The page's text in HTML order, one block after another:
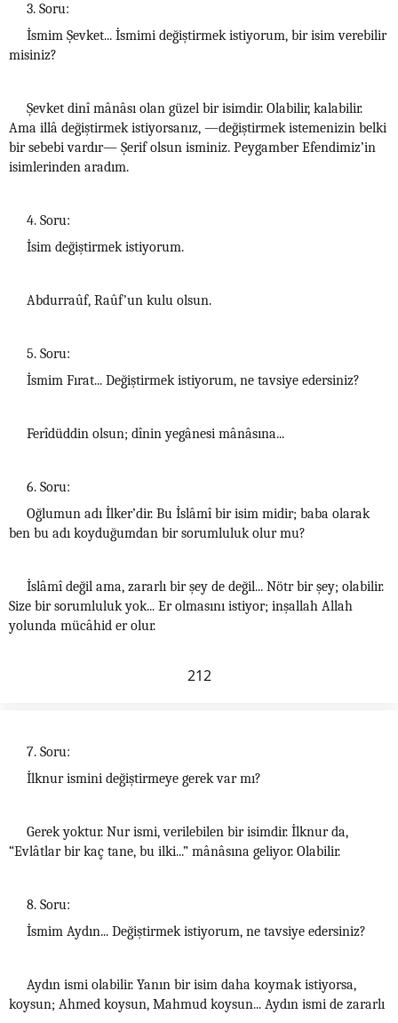
3. Soru:
İsmim Şevket... İsmimi değiştirmek istiyorum, bir isim verebilir
misiniz?
Şevket dinî mânâsı olan güzel bir isimdir. Olabilir, kalabilir.
Ama illâ değiştirmek istiyorsanız, —değiştirmek istemenizin belki
bir sebebi vardır— Şerif olsun isminiz. Peygamber Efendimiz’in
isimlerinden aradım.
4. Soru:
İsim değiştirmek istiyorum.
Abdurraûf, Raûf’un kulu olsun.
5. Soru:
İsmim Fırat... Değiştirmek istiyorum, ne tavsiye edersiniz?
Ferîdüddin olsun; dînin yegânesi mânâsına...
6. Soru:
Oğlumun adı İlker’dir. Bu İslâmî bir isim midir; baba olarak
ben bu adı koyduğumdan bir sorumluluk olur mu?
İslâmî değil ama, zararlı bir şey de değil... Nötr bir şey; olabilir.
Size bir sorumluluk yok... Er olmasını istiyor; inşallah Allah
yolunda mücâhid er olur.
212
7. Soru:
İlknur ismini değiştirmeye gerek var mı?
Gerek yoktur. Nur ismi, verilebilen bir isimdir. İlknur da,
“Evlâtlar bir kaç tane, bu ilki...” mânâsına geliyor. Olabilir.
8. Soru:
İsmim Aydın... Değiştirmek istiyorum, ne tavsiye edersiniz?
Aydın ismi olabilir. Yanın bir isim daha koymak istiyorsa,
koysun; Ahmed koysun, Mahmud koysun... Aydın ismi de zararlı